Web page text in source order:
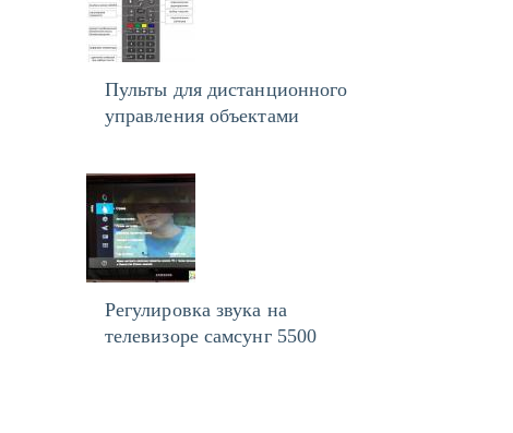
Пульты для дистанционного
управления объектами
Регулировка звука на
телевизоре самсунг 5500